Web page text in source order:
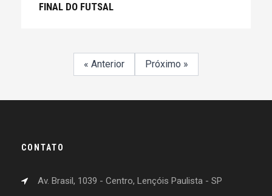
FINAL DO FUTSAL
« Anterior Próximo »
CONTATO
Av. Brasil, 1039 - Centro, Lençóis Paulista - SP